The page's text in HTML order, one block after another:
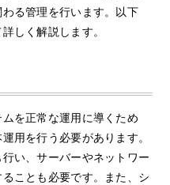
る管理を行います。以下
しく解説します。
を正常な運用に導くため
用を行う必要があります。
い、サーバーやネットワー
ことも必要です。また、シ